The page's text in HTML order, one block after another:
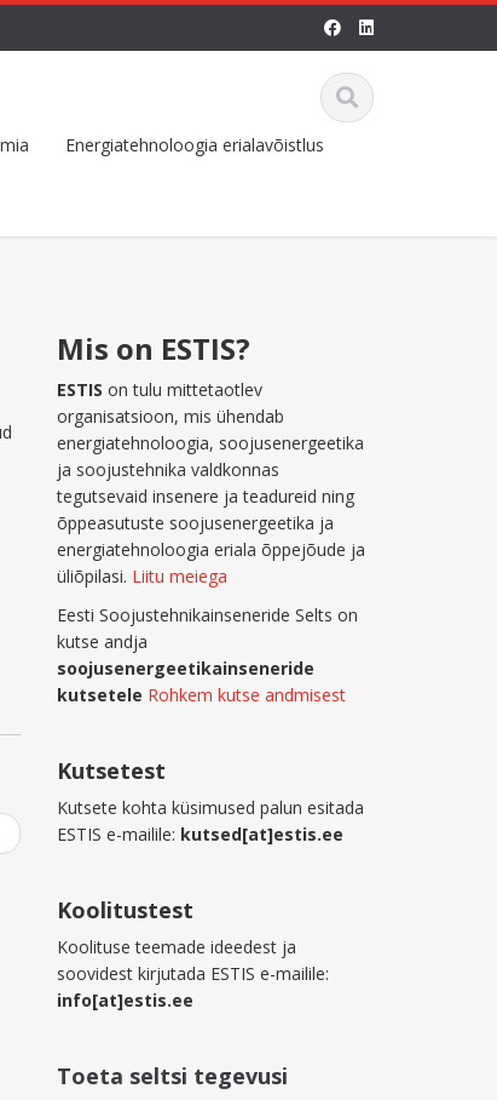
Energiatehnoloogia erialavõistlus
Mis on ESTIS?
ESTIS on tulu mittetaotlev
organisatsioon, mis ühendab
energiatehnoloogia, soojusenergeetika
ja soojustehnika valdkonnas
tegutsevaid insenere ja teadureid ning
õppeasutuste soojusenergeetika ja
energiatehnoloogia eriala õppejõude ja
üliõpilasi. Liitu meiega
Eesti Soojustehnikainseneride Selts on
kutse andja
soojusenergeetikainseneride
kutsetele Rohkem kutse andmisest
Kutsetest
Kutsete kohta küsimused palun esitada
ESTIS e-mailile: kutsed[at]estis.ee
Koolitustest
Koolituse teemade ideedest ja
soovidest kirjutada ESTIS e-mailile:
info[at]estis.ee
Toeta seltsi tegevusi